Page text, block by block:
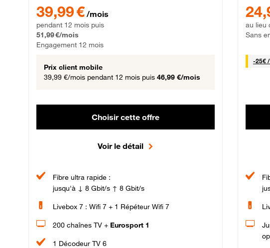
39,99 € /mois
pendant 12 mois puis
51,99 €/mois
Engagement 12 mois
Prix client mobile
39,99 €/mois pendant 12 mois puis 46,99 €/mois
Choisir cette offre
Voir le détail
Fibre ultra rapide :
jusqu'à ↓ 8 Gbit/s ↑ 8 Gbit/s
Livebox 7 : Wifi 7 + 1 Répéteur Wifi 7
200 chaînes TV + Eurosport 1
1 Décodeur TV 6
au lieu
Sans
-25€